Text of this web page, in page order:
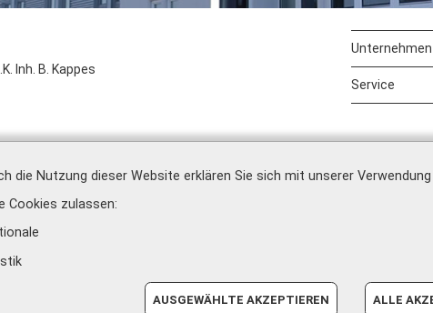
die Nutzung dieser Website erklären Sie sich mit unserer
Cookies zulassen
AUSGEWÄHLTE AKZEPTIEREN ALLE
Inh. B. Kappes
Unternehmen
Service
Impressum | AGB | Datenschutz |